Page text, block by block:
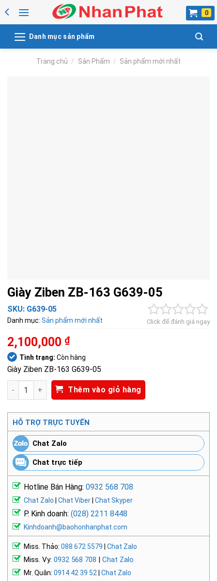
to
Danh mục sản phẩm
Trang chủ / Sản Phẩm / Sản phẩm mới nhất
Giày Ziben ZB-163 G639-05
SKU: G639-05
Danh mục: Sản phẩm mới nhất Click để đánh giá ngay
2,100,000 ₫
Tình trạng: Còn hàng
Giày Ziben ZB-163 G639-05
Giày Ziben ZB-163 G639-05 số lượng
Thêm vào giỏ hàng
HỖ TRỢ TRỰC TUYẾN
Chat Zalo
Chat trực tiếp
Hotline Bán Hàng: 0932 568 708
Chat Zalo Chat Viber Chat Skyper
P. Kinh doanh: (028) 2211 8448
Kinhdoanh@baohonhanphat.com
Miss. Thảo: 088 672 5579 Chat Zalo
Miss. Vy: 0932 568 708 | Chat Zalo
Mr. Quân: 0914 42 39 52
Chat Zalo